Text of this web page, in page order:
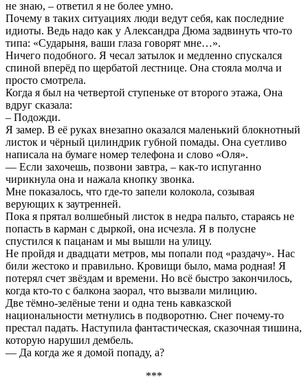
не знаю, – ответил я не более умно.
Почему в таких ситуациях люди ведут себя, как последние
идиоты. Ведь надо как у Александра Дюма задвинуть что-то
типа: «Сударыня, ваши глаза говорят мне…».
Ничего подобного. Я чесал затылок и медленно спускался
спиной вперёд по щербатой лестнице. Она стояла молча и
просто смотрела.
Когда я был на четвертой ступеньке от второго этажа, Она
вдруг сказала:
– Подожди.
Я замер. В её руках внезапно оказался маленький блокнотный
листок и чёрный цилиндрик губной помады. Она суетливо
написала на бумаге номер телефона и слово «Оля».
— Если захочешь, позвони завтра, – как-то испуганно
чирикнула она и нажала кнопку звонка.
Мне показалось, что где-то запели колокола, созывая
верующих к заутренней.
Пока я прятал волшебный листок в недра пальто, стараясь не
попасть в карман с дыркой, она исчезла. Я в полусне
спустился к пацанам и мы вышли на улицу.
Не пройдя и двадцати метров, мы попали под «раздачу». Нас
били жестоко и правильно. Кровищи было, мама родная! Я
потерял счет звёздам и времени. Но всё быстро закончилось,
когда кто-то с балкона заорал, что вызвали милицию.
Две тёмно-зелёные тени и одна тень кавказской
национальности метнулись в подворотню. Снег почему-то
престал падать. Наступила фантастическая, сказочная тишина,
которую нарушил дембель.
— Да когда же я домой попаду, а?
***